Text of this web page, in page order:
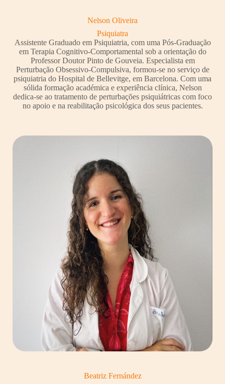
Nelson Oliveira
Psiquiatra
Assistente Graduado em Psiquiatria, com uma Pós-Graduação
em Terapia Cognitivo-Comportamental sob a orientação do
Professor Doutor Pinto de Gouveia. Especialista em
Perturbação Obsessivo-Compulsiva, formou-se no serviço de
psiquiatria do Hospital de Bellevitge, em Barcelona. Com uma
sólida formação académica e experiência clínica, Nelson
dedica-se ao tratamento de perturbações psiquiátricas com foco
no apoio e na reabilitação psicológica dos seus pacientes.
Beatriz Fernández